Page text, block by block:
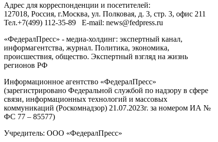
Адрес для корреспонденции и посетителей:
127018, Россия, г.Москва, ул. Полковая, д. 3, стр. 3, офис 211
Тел.+7(499) 112-35-89 E-mail: news@fedpress.ru
«ФедералПресс» - медиа-холдинг: экспертный канал,
информагентства, журнал. Политика, экономика,
происшествия, общество. Экспертный взгляд на жизнь
регионов РФ
Информационное агентство «ФедералПресс»
(зарегистрировано Федеральной службой по надзору в сфере
связи, информационных технологий и массовых
коммуникаций (Роскомнадзор) 21.07.2023г. за номером ИА №
ФС 77 – 85577)
Учредитель: ООО «ФедералПресс»